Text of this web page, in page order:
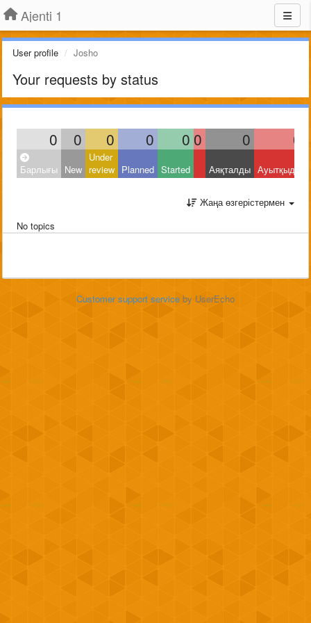
Ajenti 1
User profile Josho
Your requests by status
0 0 0 0 0 0 0 0
Барлығы New
Under
review Planned Started Аяқталды Ауытқыды
Жаңа өзгерістермен
No topics
Customer support service by UserEcho